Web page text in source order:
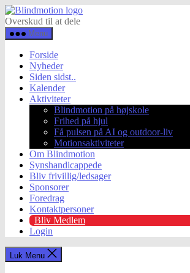
Spring
til
indholdet
Blindmotion
Overskud til at dele
Menu
Forside
Nyheder
Siden sidst..
Kalender
Aktiviteter
Blindmotion på højskole
Frihed på hjul
Få pulsen på AI og outdoor-liv
Motionsaktiviteter
Om Blindmotion
Synshandicappede
Bliv frivillig/ledsager
Sponsorer
Foredrag
Kontaktpersoner
Bliv Medlem
Login
Luk Menu